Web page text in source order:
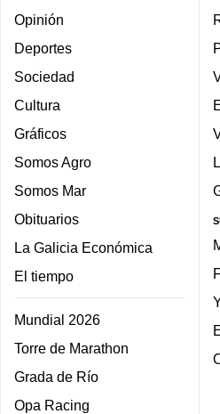
Opinión
Deportes
Sociedad
Cultura
Gráficos
Somos Agro
Somos Mar
Obituarios
La Galicia Económica
El tiempo
Mundial 2026
Torre de Marathon
Grada de Río
Opa Racing